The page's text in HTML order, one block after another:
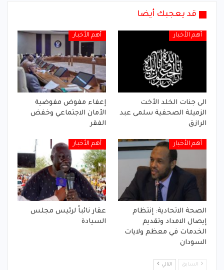
قد يعجبك أيضا
أهم الأخبار
الى جنات الخلد الأخت
الزميلة الصحفية سلمى عبد
الرازق
أهم الأخبار
إعفاء مفوض مفوضية
الأمان الاجتماعي وخفض
الفقر
أهم الأخبار
الصحة الاتحادية: إنتظام
إيصال الامداد وتقديم
الخدمات في معظم ولايات
السودان
أهم الأخبار
عقار نائباً لرئيس مجلس
السيادة
السابق التالي